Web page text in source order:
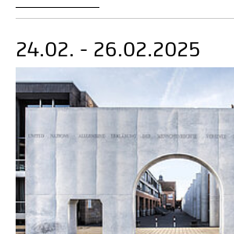
24.02. - 26.02.2025